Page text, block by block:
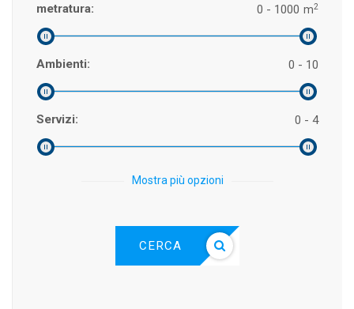
metratura: m2
0 - 1000
Ambienti: 0 - 10
Servizi: 0 - 4
Mostra più opzioni
CERCA